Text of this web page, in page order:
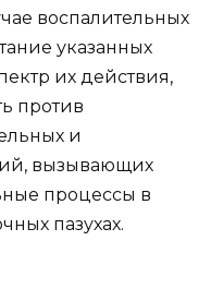
воспалительных
указанных
их действия,
против
и
вызывающих
процессы в
пазухах.